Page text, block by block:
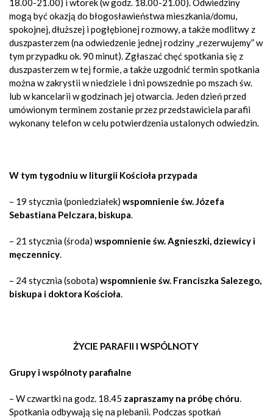
18.00-21.00) i wtorek (w godz. 18.00-21.00). Odwiedziny
mogą być okazją do błogosławieństwa mieszkania/domu,
spokojnej, dłuższej i pogłębionej rozmowy, a także modlitwy z
duszpasterzem (na odwiedzenie jednej rodziny „rezerwujemy” w
tym przypadku ok. 90 minut). Zgłaszać chęć spotkania się z
duszpasterzem w tej formie, a także uzgodnić termin spotkania
można w zakrystii w niedziele i dni powszednie po mszach św.
lub w kancelarii w godzinach jej otwarcia. Jeden dzień przed
umówionym terminem zostanie przez przedstawiciela parafii
wykonany telefon w celu potwierdzenia ustalonych odwiedzin.
W tym tygodniu w liturgii Kościoła przypada
– 19 stycznia (poniedziałek) wspomnienie św. Józefa
Sebastiana Pelczara, biskupa.
– 21 stycznia (środa) wspomnienie św. Agnieszki, dziewicy i
męczennicy.
– 24 stycznia (sobota) wspomnienie św. Franciszka Salezego,
biskupa i doktora Kościoła.
ŻYCIE PARAFII I WSPÓLNOTY
Grupy i wspólnoty parafialne
– W czwartki na godz. 18.45 zapraszamy na próbę chóru.
Spotkania odbywają się na plebanii. Podczas spotkań